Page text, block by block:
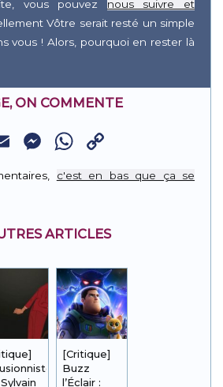
vous pouvez nous suivre et
Vôtre serait resté un simple
vous ! Alors, pourquoi en rester là
ON COMMENTE
EmailMessenger
WhatsApp
Link
c'est en bas que ça se
ARTICLES
[Critique]
Buzz
l’Éclair :